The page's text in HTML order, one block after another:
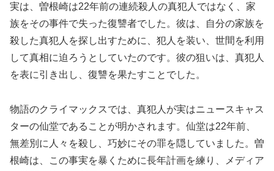
実は、曽根崎は22年前の連続殺人の真犯人ではなく、家
族をその事件で失った復讐者でした。彼は、自分の家族を
殺した真犯人を探し出すために、犯人を装い、世間を利用
して真相に迫ろうとしていたのです。彼の狙いは、真犯人
を表に引き出し、復讐を果たすことでした。
物語のクライマックスでは、真犯人が実はニュースキャス
ターの仙堂であることが明かされます。仙堂は22年前、
無差別に人々を殺し、巧妙にその罪を隠していました。曽
根崎は、この事実を暴くために長年計画を練り、メディア